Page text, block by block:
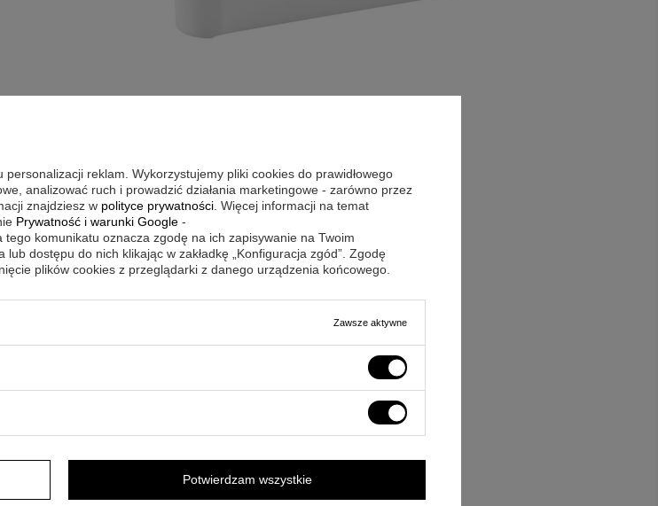
prześlij nam swoje pytanie odnośnie tego produktu.
jak tylko będzie to możliwe.Dane są przetwarzane zgodnie z
jej postanowienia.
reklam. Wykorzystujemy pliki cookies do prawidłowego
analizować ruch i prowadzić działania marketingowe - zarówno przez
znajdziesz w polityce prywatności . Więcej informacji na temat
Prywatność i warunki Google -
tego komunikatu oznacza zgodę na ich zapisywanie na Twoim
dostępu do nich klikając w zakładkę „Konfiguracja zgód”. Zgodę
plików cookies z przeglądarki z danego urządzenia końcowego.
Zawsze aktywne
Potwierdzam wszystkie